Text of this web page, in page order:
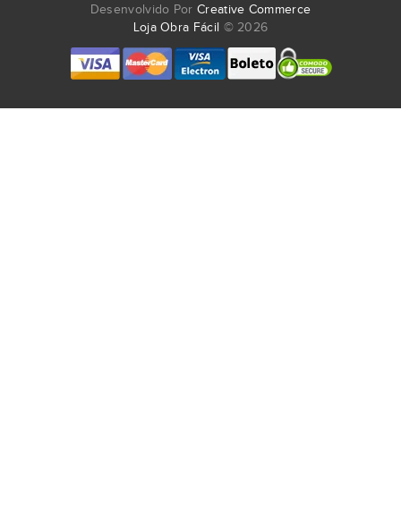
Desenvolvido Por Creative Commerce
Loja Obra Fácil © 2026